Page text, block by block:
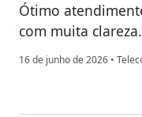
Ótimo
com muita clareza.
16 de junho de 2026 •